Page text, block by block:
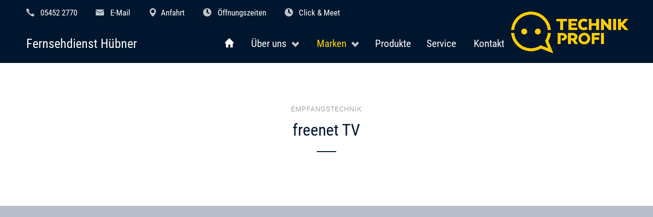
05452 2770 E-Mail Anfahrt Öffnungszeiten Click & Meet
Über uns Marken Produkte Service Kontakt
Fernsehdienst Hübner
EMPFANGSTECHNIK
freenet TV